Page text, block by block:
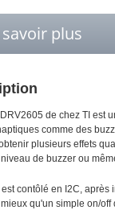
savoir plus
de chez TI est
comme des
plusieurs effets
de buzzer ou
contôlé en I2C,
qu'un simple on/